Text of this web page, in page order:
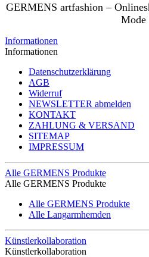
GERMENS artfashion –
Mode
Informationen
Informationen
Datenschutzerklärung
AGB
Widerruf
NEWSLETTER abmelden
KONTAKT
ZAHLUNG & VERSAND
SITEMAP
IMPRESSUM
Alle GERMENS Produkte
Alle GERMENS Produkte
Alle GERMENS Produkte
Alle Langarmhemden
Künstlerkollaboration
Künstlerkollaboration